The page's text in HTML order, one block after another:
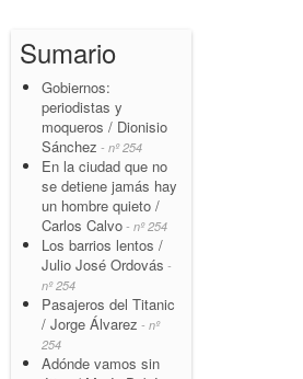
Sumario
Gobiernos:
periodistas y
moqueros / Dionisio
Sánchez - nº 254
En la ciudad que no
se detiene jamás hay
un hombre quieto /
Carlos Calvo - nº 254
Los barrios lentos /
Julio José Ordovás -
nº 254
Pasajeros del Titanic
/ Jorge Álvarez - nº
254
Adónde vamos sin